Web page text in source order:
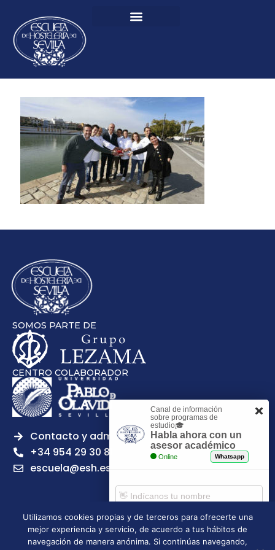
SOMOS PARTE DE
CENTRO COLABORADOR
Contacto y admisiones
+34 954 29 30 81
escuela@esh.es
Aviso legal Política de Privacidad
Política de Cookies
Utilizamos cookies propias y de terceros para ofrecerte una
mejor experiencia y servicio, de acuerdo a tus hábitos de
navegación de manera anónima. Si continúas navegando,
Canal de información
sobre programas de
estudio🎓
Habla ahora con un
asesor académico
Online Whatsapp
Comenzar chat